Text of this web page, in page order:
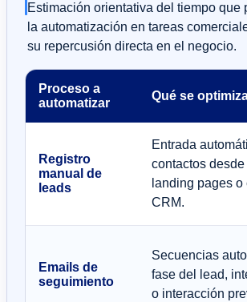
Estimación orientativa del tiempo que
la automatización en tareas
su repercusión directa en el negocio.
Proceso a
automatizar
Qué se
Registro
manual de
leads
Entrada
contactos
landing pages o
CRM.
Emails de
seguimiento
Secuencias
fase del lead,
o interacción